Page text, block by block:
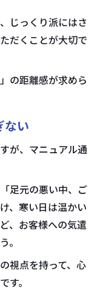
じっくり派にはさ
だくことが大切で
の距離感が求めら
ない
が、マニュアル通
足元の悪い中、ご
、寒い日は温かい
、お客様への気遣
。
視点を持って、心
す。